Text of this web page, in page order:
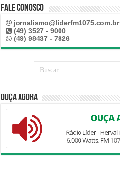
Fale Conosco
jornalismo@liderfm1075.com.br
(49) 3527 - 9000
(49) 98437 - 7826
Ouça Agora